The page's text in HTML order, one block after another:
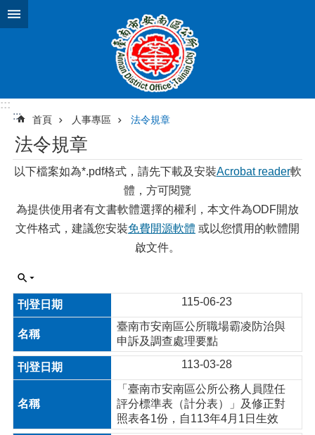
跳到主要內容區塊
:::
:::
首頁 人事專區 法令規章
法令規章
以下檔案如為*.pdf格式，請先下載及安裝Acrobat reader軟
體，方可閱覽
為提供使用者有文書軟體選擇的權利，本文件為ODF開放
文件格式，建議您安裝免費開源軟體 或以您慣用的軟體開
啟文件。
115-06-23
臺南市安南區公所職場霸凌防治與
申訴及調查處理要點
113-03-28
「臺南市安南區公所公務人員陞任
評分標準表（計分表）」及修正對
照表各1份，自113年4月1日生效